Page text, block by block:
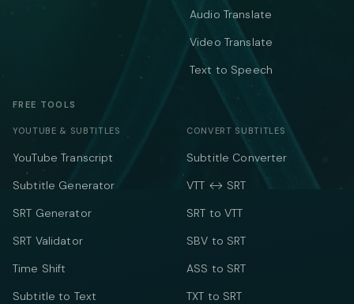
Audio Translate
Video Translate
Text to Speech
FREE TOOLS
YOUTUBE & SUBTITLES
YouTube Transcript
Subtitle Generator
SRT Generator
SRT Validator
Time Shift
Subtitle to Text
CONVERT SUBTITLES
Subtitle Converter
VTT ↔ SRT
SRT to VTT
SBV to SRT
ASS to SRT
TXT to SRT